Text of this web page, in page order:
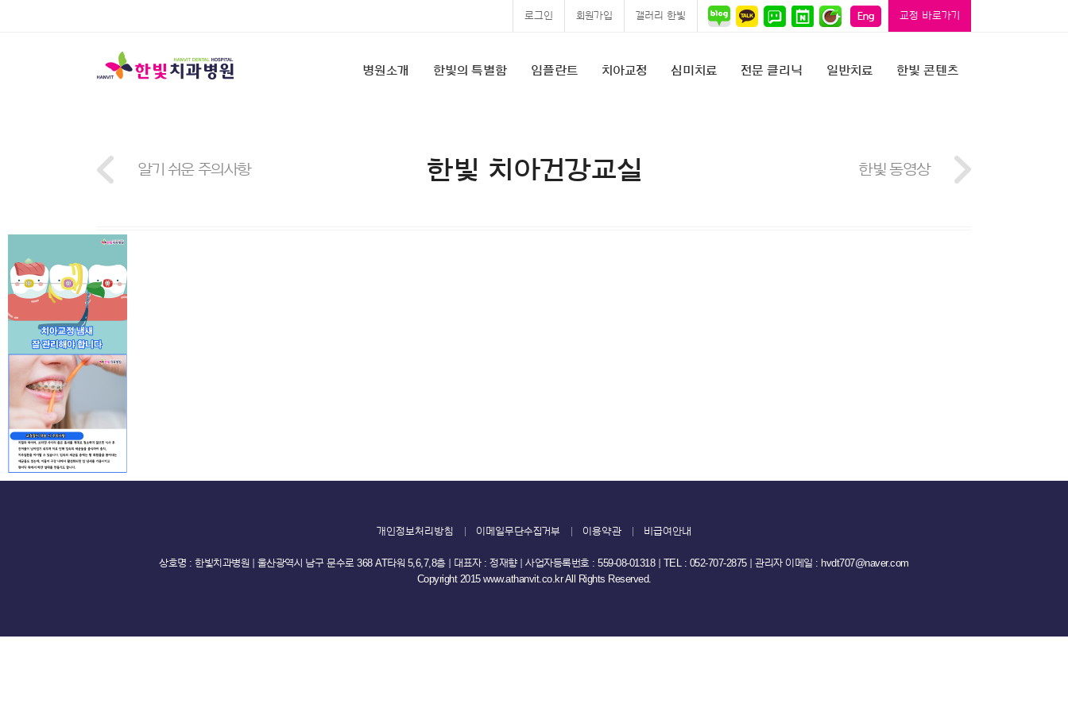
로그인 회원가입 갤러리 한빛 교정 바로가기
병원소개 한빛의 특별함 임플란트 치아교정 심미치료 전문 클리닉 일반치료 한빛 콘텐츠
알기 쉬운 주의사항 한빛 치아건강교실 한빛 동영상
개인정보처리방침 이메일무단수집거부 이용약관 비급여안내
상호명 : 한빛치과병원 ｜ 울산광역시 남구 문수로 368 AT타워 5,6,7,8층 ｜ 대표자 : 정재향 ｜ 사업자등록번호 : 559-08-01318 ｜ TEL : 052-707-2875 ｜ 관리자 이메일 : hvdt707@naver.com
Copyright 2015 www.athanvit.co.kr All Rights Reserved.